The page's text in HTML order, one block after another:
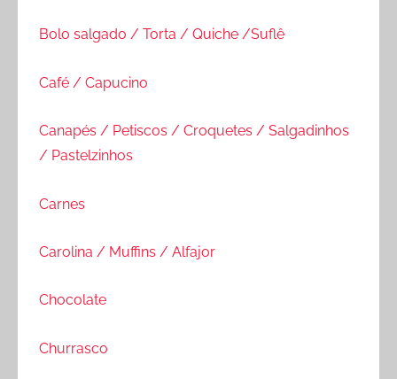
Bolo salgado / Torta / Quiche /Suflê
Café / Capucino
Canapés / Petiscos / Croquetes / Salgadinhos
/ Pastelzinhos
Carnes
Carolina / Muffins / Alfajor
Chocolate
Churrasco